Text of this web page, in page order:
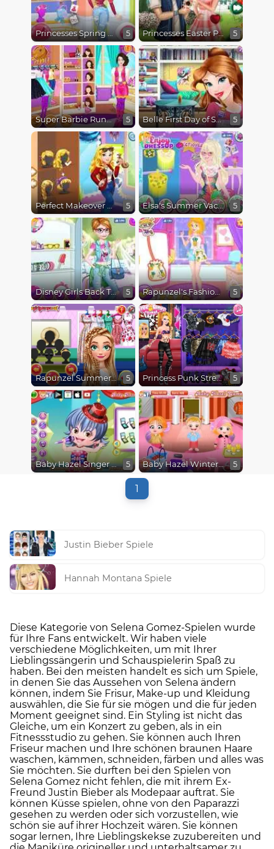
Princesses Spring Funfair 5 Princesses Easter Preparations 5
Super Barbie Runway Model 5 Belle First Day of School 5
Perfect Makeover Princess Aurora 5 Elsa's Summer Vacation 5
Disney Girls Back To School 5 Rapunzel's Fashionable Sneakers 5
Rapunzel Summer Makeup 5 Princess Punk Street Style 5
Baby Hazel Singer Dressup 5 Baby Hazel Winter Fashion 5
1
Justin Bieber Spiele
Hannah Montana Spiele
Diese Kategorie von Selena Gomez-Spielen wurde
für Ihre Fans entwickelt. Wir haben viele
verschiedene Möglichkeiten, um mit Ihrer
Lieblingssängerin und Schauspielerin Spaß zu
haben. Bei den meisten handelt es sich um Spiele,
in denen Sie das Aussehen von Selena ändern
können, indem Sie Frisur, Make-up und Kleidung
auswählen, die Sie für sie mögen und die für jeden
Moment geeignet sind. Ein Styling ist nicht das
Gleiche, um ein Konzert zu geben, als in ein
Fitnessstudio zu gehen. Sie können auch Ihren
Friseur machen und Ihre schönen braunen Haare
waschen, kämmen, schneiden, färben und alles was
Sie möchten. Sie durften bei den Spielen von
Selena Gomez nicht fehlen, die mit ihrem Ex-
Freund Justin Bieber als Modepaar auftrat. Sie
können Küsse spielen, ohne von den Paparazzi
gesehen zu werden oder sich vorzustellen, wie
schön sie auf ihrer Hochzeit wären. Sie können
sogar lernen, Ihre Lieblingskekse zuzubereiten und